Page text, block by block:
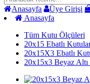
Anasayfa Üye Girişi
Anasayfa
Tüm Kutu Ölçüleri
20x15 Ebatlı
20x15X3 Ebatlı
20x15x3 Beyaz